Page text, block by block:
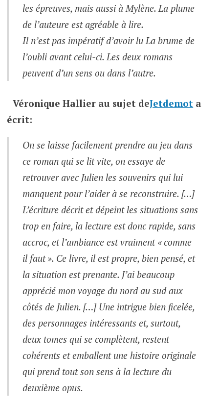
les épreuves, mais aussi à Mylène. La plume
de l’auteure est agréable à lire.
Il n’est pas impératif d’avoir lu La brume de
l’oubli avant celui-ci. Les deux romans
peuvent d’un sens ou dans l’autre.
Véronique Hallier au sujet deJetdemot a
écrit:
On se laisse facilement prendre au jeu dans
ce roman qui se lit vite, on essaye de
retrouver avec Julien les souvenirs qui lui
manquent pour l’aider à se reconstruire. […]
L’écriture décrit et dépeint les situations sans
trop en faire, la lecture est donc rapide, sans
accroc, et l’ambiance est vraiment « comme
il faut ». Ce livre, il est propre, bien pensé, et
la situation est prenante. J’ai beaucoup
apprécié mon voyage du nord au sud aux
côtés de Julien. […] Une intrigue bien ficelée,
des personnages intéressants et, surtout,
deux tomes qui se complètent, restent
cohérents et emballent une histoire originale
qui prend tout son sens à la lecture du
deuxième opus.